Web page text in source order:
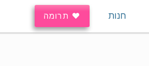
חנות ♥ תרומה